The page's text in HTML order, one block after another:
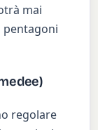
mai
pentagoni
regolare